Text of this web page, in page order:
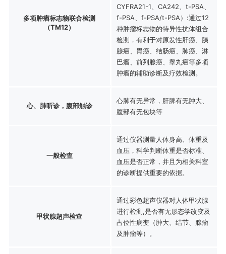
多项肿瘤标志物联合检测
（TM12）
CYFRA21-1、CA242、t-PSA、
f-PSA、f-PSA/t-PSA）:通过12
种肿瘤标志物的特异性抗体组合
检测，有利于对原发性肝癌、胰
腺癌、胃癌、结肠癌、肺癌、淋
巴瘤、前列腺癌、睾丸癌等多项
肿瘤的辅助诊断及疗效检测。
心、肺听诊，腹部触诊
心肺有无异常，肝脾有无肿大、
腹部有无包块等
一般检查
通过仪器测量人体身高、体重及
血压，科学判断体重是否标准、
血压是否正常，并且为相关科室
的诊断提供重要的依据。
甲状腺超声检查
通过彩色超声仪器对人体甲状腺
进行检测,是否有无形态学改变及
占位性病变（肿大、结节、腺瘤
及肿瘤等）。